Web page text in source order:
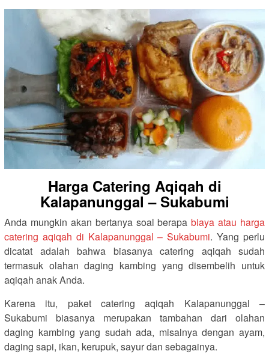
Harga Catering Aqiqah di
Kalapanunggal – Sukabumi
Anda mungkin akan bertanya soal berapabiaya atau harga
catering aqiqah di Kalapanunggal – Sukabumi. Yang perlu
dicatat adalah bahwa biasanya catering aqiqah sudah
termasuk olahan daging kambing yang disembelih untuk
aqiqah anak Anda.
Karena itu, paket catering aqiqah Kalapanunggal –
Sukabumi biasanya merupakan tambahan dari olahan
daging kambing yang sudah ada, misalnya dengan ayam,
daging sapi, ikan, kerupuk, sayur dan sebagainya.